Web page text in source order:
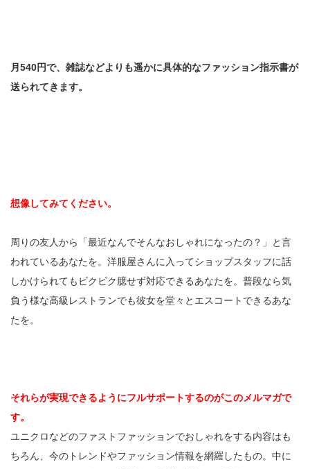
月540円で、雑誌などよりも遥かに具体的なファッション指示書が
送られてきます。
想像してみてください。
周りの友人から「最近なんでそんなおしゃれになったの？」と言
われているあなたを。洋服屋さんに入ってショップスタッフに話
しかけられてもビクビク臆せず対応できるあなたを。普段なら気
負う様な高級レストランでも彼女を堂々とエスコートできるあな
たを。
それらが実現できるようにフルサポートするのがこのメルマガで
す。
ユニクロなどのファストファッションでおしゃれをする内容はも
ちろん、今のトレンドやファッション情報を網羅したもの。中に